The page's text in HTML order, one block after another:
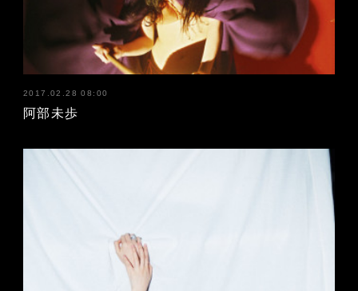
2017.02.28 08:00
阿部未歩